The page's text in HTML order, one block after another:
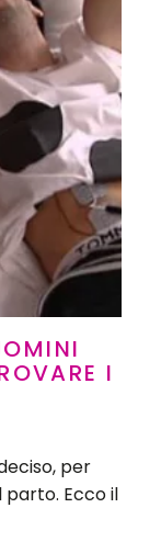
I
per
parto. Ecco il